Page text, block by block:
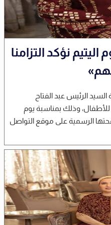
نؤكد التزامنا
الرئيس عبد الفتاح
للأطفال، وذلك بمناسبة يوم
الرسمية على موقع التواصل